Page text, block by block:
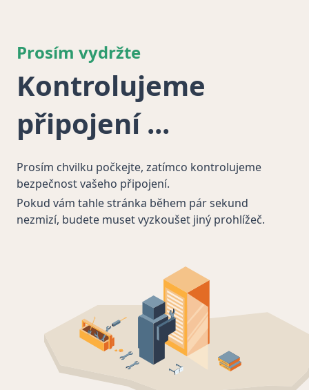
Prosím vydržte
Kontrolujeme
připojení
Prosím chvilku počkejte, zatímco kontrolujeme
bezpečnost vašeho připojení.
Pokud vám tahle stránka během pár sekund
nezmizí, budete muset vyzkoušet jiný prohlížeč.